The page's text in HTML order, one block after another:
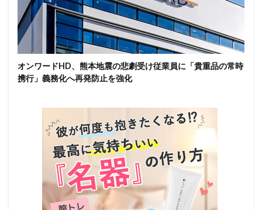
オンワードHD、熊本地震の悲劇受け従業員に「貴重品の常時
携行」義務化へ再発防止を強化